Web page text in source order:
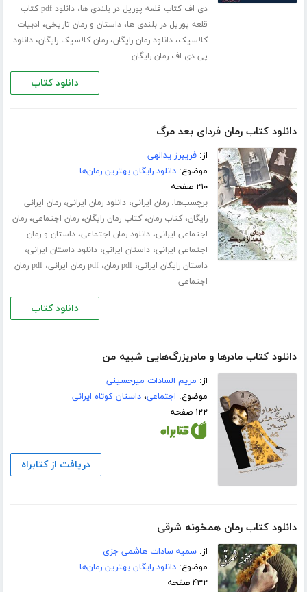
دی اف کتاب قلعه پوریل در بلندی ها،
دانلود pdf کتاب
قلعه پوریل در بلندی ها،داستان و رمان تاریخی، ادبیات
کلاسیک،دانلود رمان رایگان،رمان کلاسیک رایگان،دانلود
پی دی اف رمان رایگان
دانلود کتاب
دانلود کتاب رمان فردای بعد مرگ
از:فریبرز یدالهی
موضوع:دانلود رایگان بهترین رمان‌ها
۲۱۰ صفحه
برچسب‌ها:رمان ایرانی،دانلود رمان ایرانی،رمان ایرانی
رایگان،کتاب رمان،کتاب رمان رایگان،رمان اجتماعی،رمان
اجتماعی ایرانی،دانلود رمان اجتماعی،داستان و رمان
اجتماعی ایرانی،داستان ایرانی،دانلود داستان ایرانی،
داستان رایگان ایرانی،pdf رمان ،pdf رمان ایرانی ،
pdf رمان
اجتماعی
دانلود کتاب
دانلود کتاب مادرها و مادربزرگ‌هایی شبیه من
از: مریم السادات میرحسینی
موضوع: اجتماعی،داستان کوتاه ایرانی
۱۲۲ صفحه
دریافت از کتابراه
دانلود کتاب رمان همخونه شرقی
از:سمیه سادات هاشمی جزی
موضوع:دانلود رایگان بهترین رمان‌ها
۴۳۲ صفحه